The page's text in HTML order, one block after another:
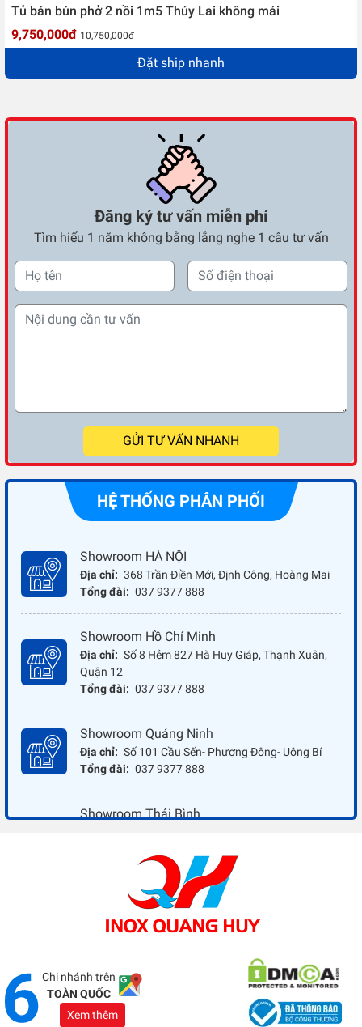
Tủ bán bún phở 2 nồi 1m5 Thúy Lai không mái
9,750,000đ 10,750,000đ
Đặt ship nhanh
Đăng ký tư vấn miễn phí
Tìm hiểu 1 năm không bằng lắng nghe 1 câu tư vấn
GỬI TƯ VẤN NHANH
HỆ THỐNG PHÂN PHỐI
Showroom HÀ NỘI
Địa chỉ: 368 Trần Điền Mới, Định Công, Hoàng Mai
Tổng đài: 037 9377 888
Showroom Hồ Chí Minh
Địa chỉ: Số 8 Hẻm 827 Hà Huy Giáp, Thạnh Xuân,
Quận 12
Tổng đài: 037 9377 888
Showroom Quảng Ninh
Địa chỉ: Số 101 Cầu Sến- Phương Đông- Uông Bí
Tổng đài: 037 9377 888
Showroom Thái Bình
037 9377 888
Showroom Đồng Nai
Địa chỉ: 1066 - QL 51 Tổ 3- Ấp Đồng- Phước Tân-
Chi nhánh trên
TOÀN QUỐC
Xem thêm